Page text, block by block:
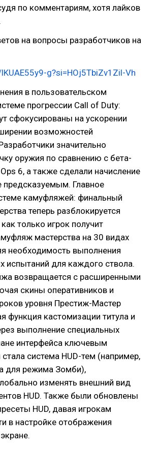
по комментариям, хотя лайков
на вопросы разработчиков на
g?si=HOj5TbiZv1Zil-Vh
в пользовательском
прогрессии Call of Duty:
сфокусированы на ускорении
возможностей
значительно
оружия по сравнению с бета-
6, а также сделали начисление
предсказуемым. Главное
камуфляжей: финальный
теперь разблокируется
только игрок получит
мастерства на 30 видах
необходимость выполнения
испытаний для каждого ствола.
возвращается с расширенными
скины оперативников и
уровня Престиж-Мастер
функция кастомизации титула и
выполнение специальных
интерфейса ключевым
система HUD-тем (например,
для режима Зомби),
изменять внешний вид
HUD. Также были обновлены
HUD, давая игрокам
в настройке отображения